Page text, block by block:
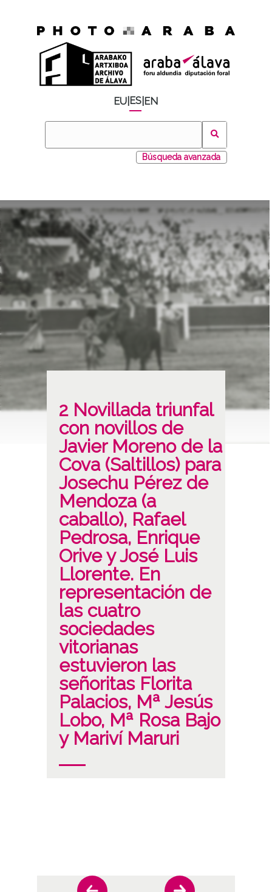
EU ES EN
Búsqueda avanzada
2 Novillada triunfal
con novillos de
Javier Moreno de la
Cova (Saltillos) para
Josechu Pérez de
Mendoza (a
caballo), Rafael
Pedrosa, Enrique
Orive y José Luis
Llorente. En
representación de
las cuatro
sociedades
vitorianas
estuvieron las
señoritas Florita
Palacios, Mª Jesús
Lobo, Mª Rosa Bajo
y Mariví Maruri